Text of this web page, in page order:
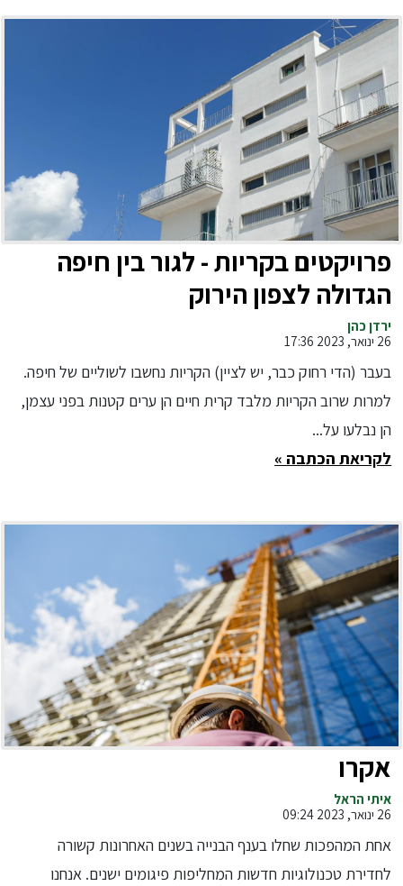
פרויקטים בקריות - לגור בין חיפה
הגדולה לצפון הירוק
ירדן כהן
26 ינואר, 2023 17:36
בעבר (הדי רחוק כבר, יש לציין) הקריות נחשבו לשוליים של חיפה.
למרות שרוב הקריות מלבד קרית חיים הן ערים קטנות בפני עצמן,
הן נבלעו על...
לקריאת הכתבה »
אקרו
איתי הראל
26 ינואר, 2023 09:24
אחת המהפכות שחלו בענף הבנייה בשנים האחרונות קשורה
לחדירת טכנולוגיות חדשות המחליפות פיגומים ישנים. אנחנו